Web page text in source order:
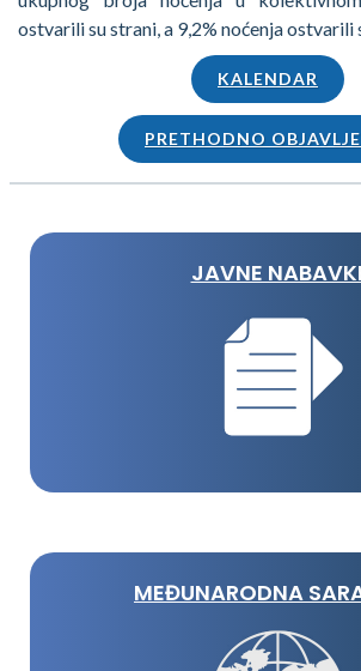
ostvarili su strani, a 9,2% noćenja ostvarili
KALENDAR
PRETHODNO
JAVNE
MEĐUNARODNA